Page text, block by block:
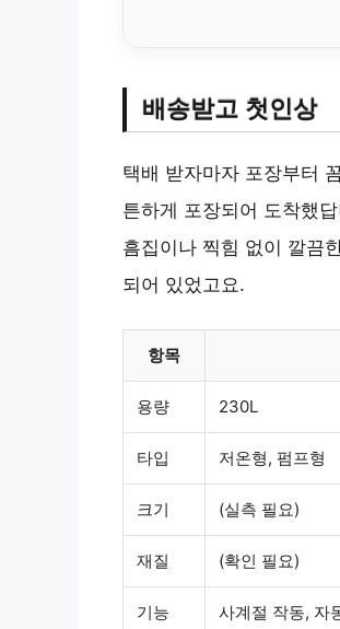
배송받고 첫인상
택배 받자마자 포장부터
튼하게 포장되어 도착했
흠집이나 찍힘 없이 깔끔
되어 있었고요.
항목
용량 230L
타입 저온형, 펌프형
크기 (실측 필요)
재질 (확인 필요)
기능 사계절 작동, 자